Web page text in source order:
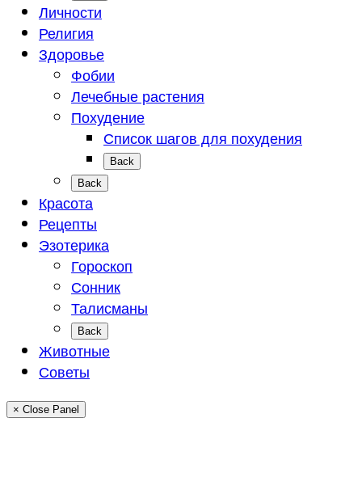
Личности
Религия
Здоровье
Фобии
Лечебные растения
Похудение
Список шагов для похудения
Back
Back
Красота
Рецепты
Эзотерика
Гороскоп
Сонник
Талисманы
Back
Животные
Советы
× Close Panel